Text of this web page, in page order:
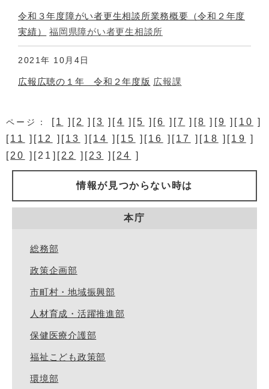
令和３年度障がい者更生相談所業務概要（令和２年度
実績）
福岡県障がい者更生相談所
2021年 10月4日
広報広聴の１年 令和２年度版 広報課
ページ： [1 ][2 ][3 ][4 ][5 ][6 ][7 ][8 ][9 ][ 10 ]
[11 ][12 ][13 ][14 ][15 ][16 ][17 ][18 ][19 ]
[20 ][21][22 ][23 ][24 ]
情報が見つからない時は
本庁
総務部
政策企画部
市町村・地域振興部
人材育成・活躍推進部
保健医療介護部
福祉こども政策部
環境部